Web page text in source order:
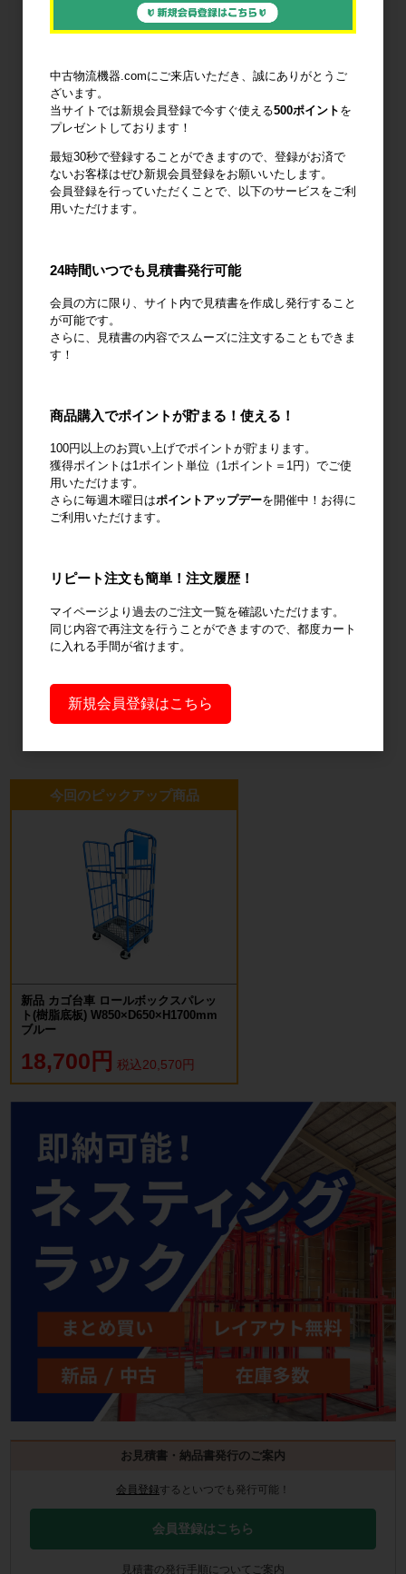
トスロープ
台車・手押し
台車
リフター・ハ
コンテナ・オ
作業台
機
ノーパンクタ
イヤ
作業環境改善 廃棄物減容機
輸送用緩衝材 安全設備
オフィス用
品・衛生用品
今回のピックアップ商品
新品 カゴ台車 ロールボックスパレッ
ト(樹脂底板) W850×D650×H1700mm
ブルー
18,700円 税込20,570円
お見積書・納品書発行のご案内
会員登録するといつでも発行可能！
会員登録はこちら
見積書の発行手順についてご案内
中古物流機器.comにご来店いただき、誠にありがとうご
ざいます。
当サイトでは新規会員登録で今すぐ使える500ポイント を
プレゼントしております！
最短30秒で登録することができますので、登録がお済で
ないお客様はぜひ新規会員登録をお願いいたします。
会員登録を行っていただくことで、以下のサービスをご利
用いただけます。
24時間いつでも見積書発行可能
会員の方に限り、サイト内で見積書を作成し発行すること
が可能です。
さらに、見積書の内容でスムーズに注文することもできま
す！
商品購入でポイントが貯まる！使える！
100円以上のお買い上げでポイントが貯まります。
獲得ポイントは1ポイント単位（1ポイント＝1円）でご使
用いただけます。
さらに毎週木曜日はポイントアップデーを開催中！お得に
ご利用いただけます。
リピート注文も簡単！注文履歴！
マイページより過去のご注文一覧を確認いただけます。
同じ内容で再注文を行うことができますので、都度カート
に入れる手間が省けます。
新規会員登録はこちら